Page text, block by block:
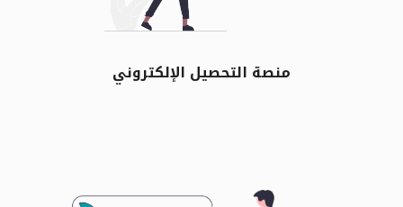
منصة التحصيل الإلكتروني